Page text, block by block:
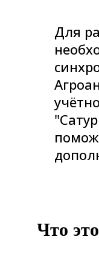
Для
Что